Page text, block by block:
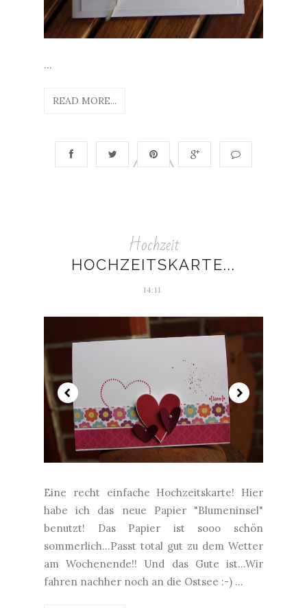
...
READ MORE...
Hochzeit
HOCHZEITSKARTE...
14:11
Eine recht einfache Hochzeitskarte! Hier
habe ich das neue Papier "Blumeninsel"
benutzt! Das Papier ist sooo schön
sommerlich...Passt total gut zu dem Wetter
am Wochenende!! Und das Gute ist...Wir
fahren nachher noch an die Ostsee :-) ...